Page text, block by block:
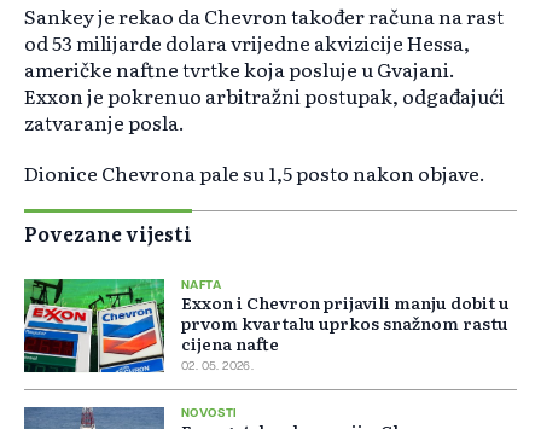
Sankey je rekao da Chevron također računa na rast
od 53 milijarde dolara vrijedne akvizicije Hessa,
američke naftne tvrtke koja posluje u Gvajani.
Exxon je pokrenuo arbitražni postupak, odgađajući
zatvaranje posla.
Dionice Chevrona pale su 1,5 posto nakon objave.
Povezane vijesti
NAFTA
Exxon i Chevron prijavili manju dobit u
prvom kvartalu uprkos snažnom rastu
cijena nafte
02. 05. 2026.
NOVOSTI